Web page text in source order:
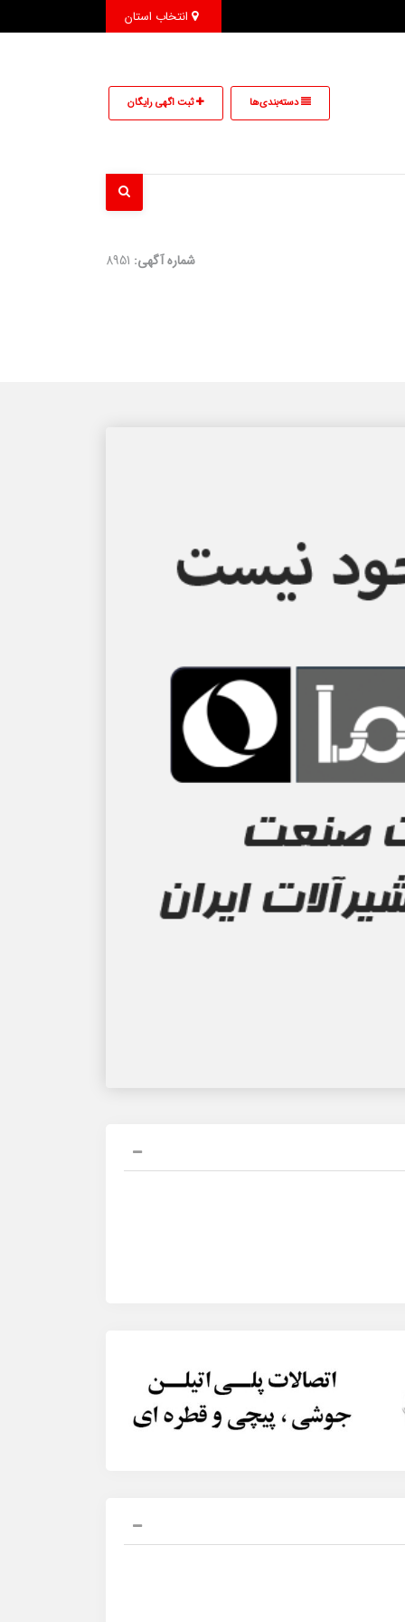
دسته‌بندی‌ها ثبت اگهی رایگان
شماره آگهی: 8951